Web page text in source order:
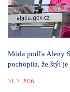
Móda podľa Aleny
pochopila, že štýl
31. 7. 2026